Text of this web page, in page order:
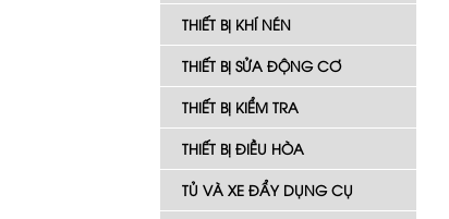
THIẾT BỊ KHÍ NÉN
THIẾT BỊ SỬA ĐỘNG CƠ
THIẾT BỊ KIỂM TRA
THIẾT BỊ ĐIỀU HÒA
TỦ VÀ XE ĐẨY DỤNG CỤ